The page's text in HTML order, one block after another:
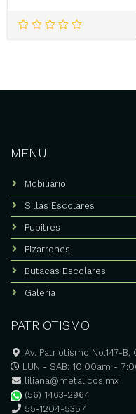
MENU
Mobiliario
Sillas Escolares
Pupitres
Pizarrones
Butacas Escolares
Galería
PATRIOTISMO
Av. Patriotismo No.147-B,
LUN - SAB: 10:00am -
liliana@metalicos.mx
(56) 1463-2964
55-1204-5357